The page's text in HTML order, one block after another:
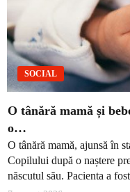
SOCIAL
O tânără mamă și
o…
O tânără mamă, ajunsă în
Copilului după o naștere
născutul său. Pacienta a